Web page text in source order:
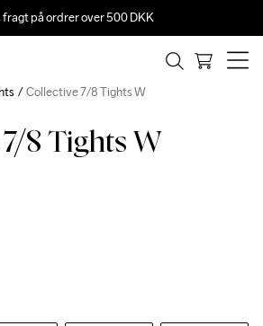
fragt på ordrer over 500 DKK
8 Tights W
Collective 7/8 Tights W